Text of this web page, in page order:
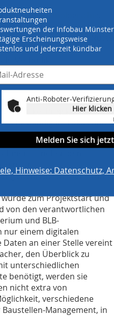
hochtechnologisches
am aktuellsten Stand
dass Bauherr und Nutzer
tatsächlich Innovationen
Methodik.
von den drei
Wutzke, Projektleiter für
es beständig im Fokus und
– neben den
für
gewährleisten. Der Grund
zum Projektstart und
von den verantwortlichen
und BLB-
nur einem digitalen
an einer Stelle vereint
den Überblick zu
unterschiedlichen
benötigt, werden sie
nicht extra von
verschiedene
Management, in
der Infobau Münster
Erscheinungsweise
und jederzeit kündbar
Anti-Roboter-
Hier klicken
Melden Sie sich
Hinweise: Datenschutz,